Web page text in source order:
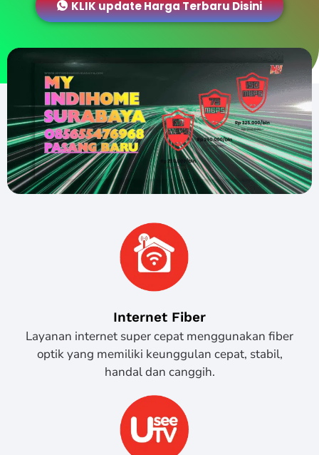
KLIK update Harga Terbaru Disini
Internet Fiber
Layanan internet super cepat menggunakan fiber
optik yang memiliki keunggulan cepat, stabil,
handal dan canggih.